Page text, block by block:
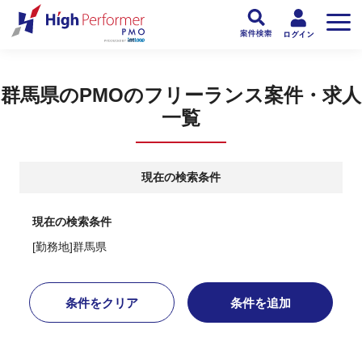
群馬県のPMOのフリーランス案件・求人
一覧
現在の検索条件
現在の検索条件
[勤務地]群馬県
条件をクリア 条件を追加